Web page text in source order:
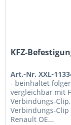
KFZ-
Art.-Nr. XXL-
- beinhaltet
vergleichbar mit
Verbindungs-
Verbindungs-Clip
Renault OE...